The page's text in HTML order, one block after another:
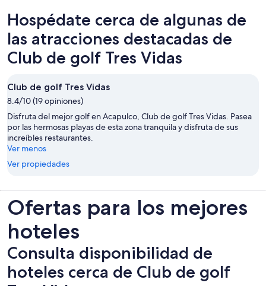
Hospédate cerca de algunas de
las atracciones destacadas de
Club de golf Tres Vidas
Club de golf Tres Vidas
8.4/10 (19 opiniones)
Disfruta del mejor golf en Acapulco, Club de golf Tres Vidas. Pasea
por las hermosas playas de esta zona tranquila y disfruta de sus
increíbles restaurantes.
Ver menos
Ver propiedades
Ofertas para los mejores
hoteles
Consulta disponibilidad de
hoteles cerca de Club de golf